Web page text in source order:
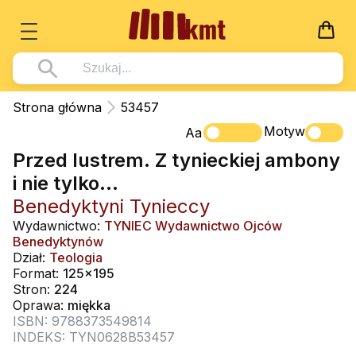
Książki
Wszystko z kategorii - Książki
Pismo Święte
Kościół Katolicki
Duszpasterstwo
Teologia
Życie chrześcijańskie
Duchowość
Literatura piękna
Wszystko z kategorii - Multimedia
DVD
CD-ROM
Muzyka
Rekolekcje i inne na CD
Śpiew i modlitwa
Muzyka klasyczna
Dla Dzieci
Wszystko z kategorii - Dla Dzieci
Literatura (D)
Płyty, DVD (D)
Podręczniki i pomoce dydaktyczne
Podręczniki
Wszystko z kategorii - Podręczniki
Podręczniki i pomoce dydaktyczne
Zabawa i Nauka
Nowości
Zaloguj się
Strona główna
53457
Aa
Motyw
Przed lustrem. Z tynieckiej ambony
i nie tylko...
Benedyktyni Tynieccy
Wydawnictwo: TYNIEC Wydawnictwo Ojców
Benedyktynów
Dział: Teologia
Format: 125x195
Stron: 224
Oprawa: miękka
ISBN: 9788373549814
INDEKS: TYN0628B53457